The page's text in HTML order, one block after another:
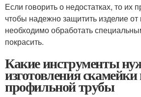
Если говорить о недостатках, то их
чтобы надежно защитить изделие от
необходимо обработать
покрасить.
Какие инструменты
изготовления скамейки
профильной трубы